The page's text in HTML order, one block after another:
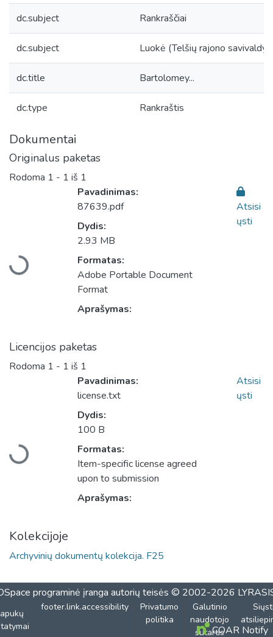
dc.subject Rankraščiai
dc.subject Luokė (Telšių rajono
dc.title Bartolomey...
dc.type Rankraštis
Dokumentai
Originalus paketas
Rodoma 1 - 1 iš 1
Įkeliama...
Pavadinimas:
87639.pdf
Dydis:
2.93 MB
Formatas:
Adobe Portable Document
Format
Aprašymas:
Atsisi
ųsti
Licencijos paketas
Rodoma 1 - 1 iš 1
Įkeliama...
Pavadinimas:
license.txt
Dydis:
100 B
Formatas:
Item-specific license agreed
upon to submission
Aprašymas:
Atsisi
ųsti
Kolekcijoje
Archyvinių dokumentų kolekcija. F25
programinė įranga autorių teisės © 2002-2026
footer.link.accessibility
Privatumo
politika
Galutinio
naudotojo
sutartisCOAR Notify